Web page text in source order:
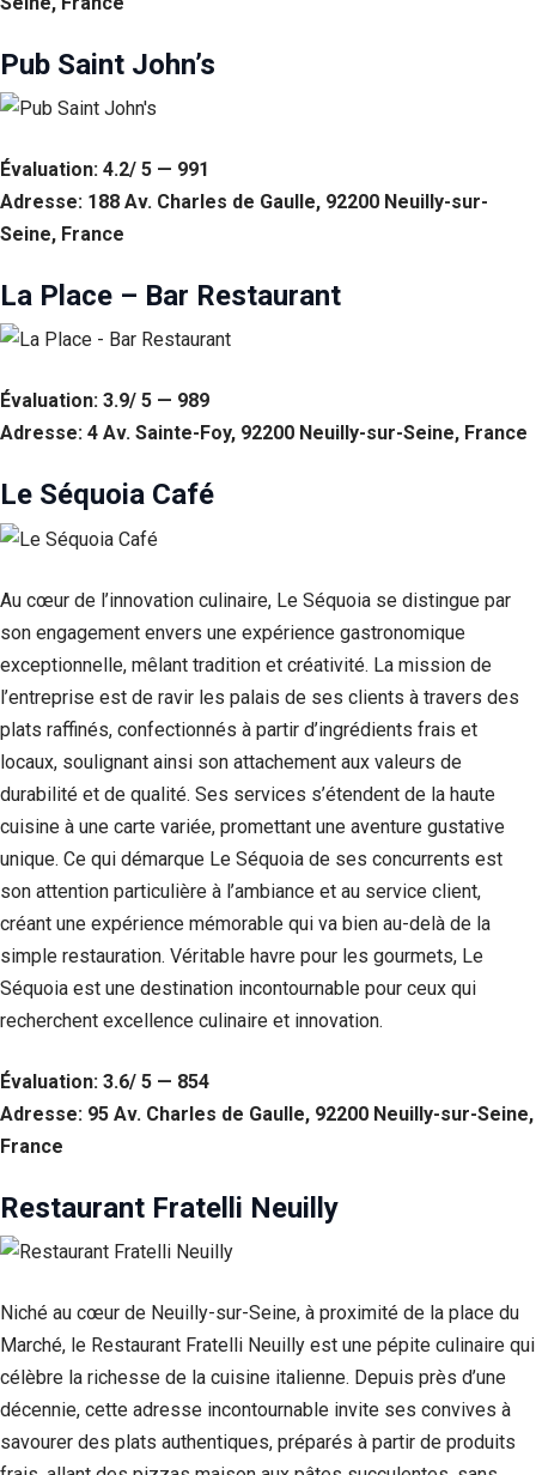
Pub Saint John’s
Évaluation: 4.2/ 5 — 991
Adresse: 188 Av. Charles de Gaulle, 92200 Neuilly-sur-
Seine, France
La Place – Bar Restaurant
Évaluation: 3.9/ 5 — 989
Adresse: 4 Av. Sainte-Foy, 92200 Neuilly-sur-Seine, France
Le Séquoia Café
Au cœur de l’innovation culinaire, Le Séquoia se distingue par
son engagement envers une expérience gastronomique
exceptionnelle, mêlant tradition et créativité. La mission de
l’entreprise est de ravir les palais de ses clients à travers des
plats raffinés, confectionnés à partir d’ingrédients frais et
locaux, soulignant ainsi son attachement aux valeurs de
durabilité et de qualité. Ses services s’étendent de la haute
cuisine à une carte variée, promettant une aventure gustative
unique. Ce qui démarque Le Séquoia de ses concurrents est
son attention particulière à l’ambiance et au service client,
créant une expérience mémorable qui va bien au-delà de la
simple restauration. Véritable havre pour les gourmets, Le
Séquoia est une destination incontournable pour ceux qui
recherchent excellence culinaire et innovation.
Évaluation: 3.6/ 5 — 854
Adresse: 95 Av. Charles de Gaulle, 92200 Neuilly-sur-Seine,
France
Restaurant Fratelli Neuilly
Niché au cœur de Neuilly-sur-Seine, à proximité de la place du
Marché, le Restaurant Fratelli Neuilly est une pépite culinaire qui
célèbre la richesse de la cuisine italienne. Depuis près d’une
décennie, cette adresse incontournable invite ses convives à
savourer des plats authentiques, préparés à partir de produits